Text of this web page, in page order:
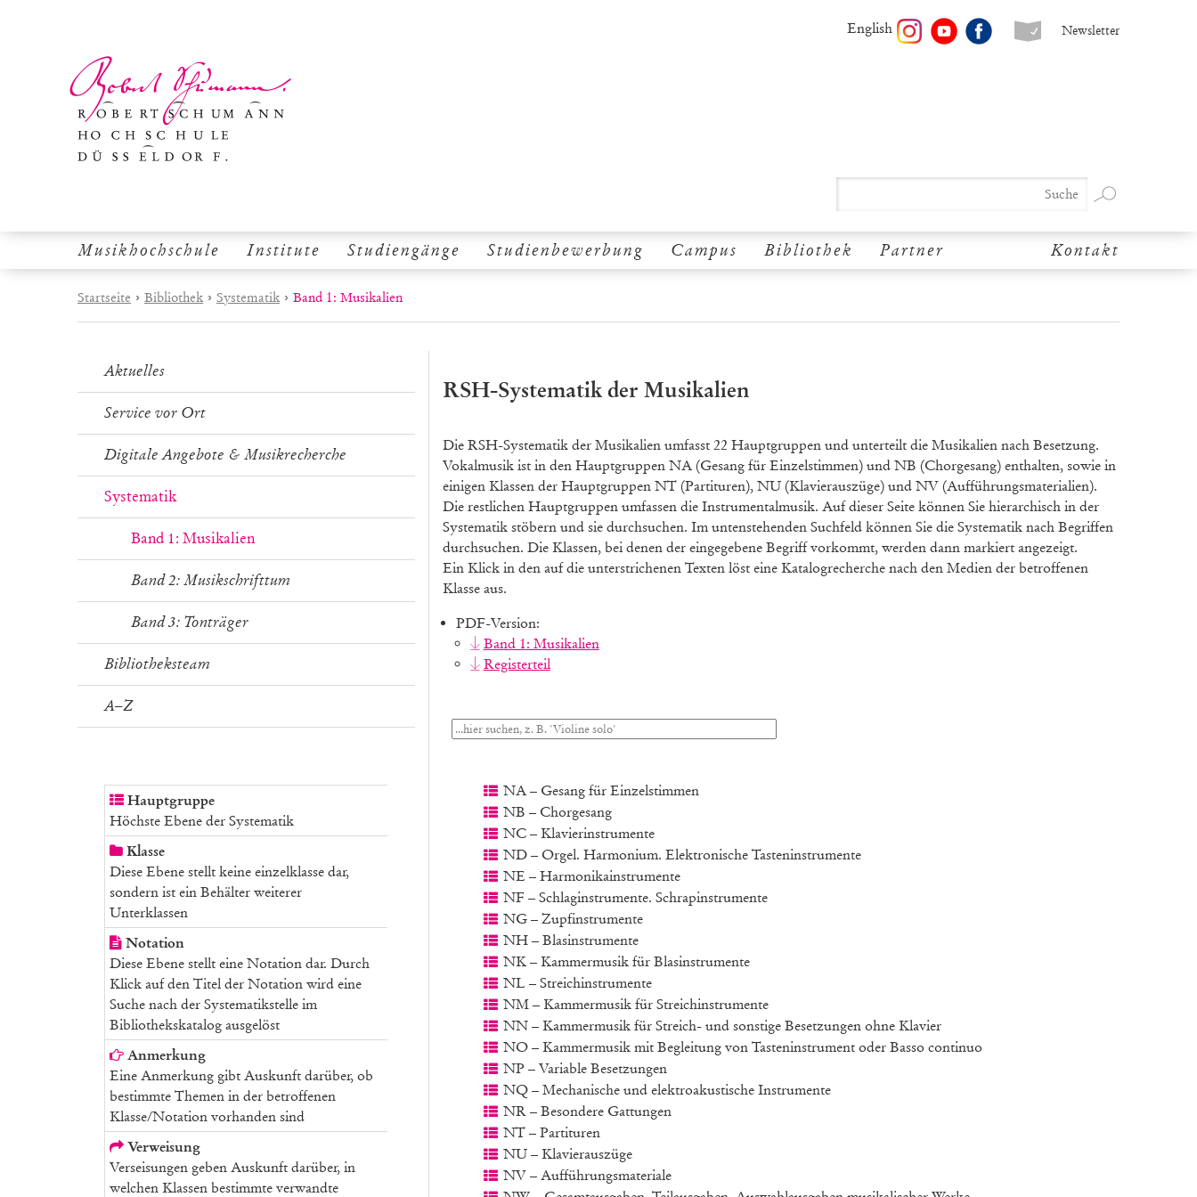
Newsletter
English
Musikhochschule Institute Studiengänge Studienbewerbung Campus Bibliothek Partner Kontakt
Startseite › Bibliothek › Systematik › Band 1: Musikalien
Aktuelles
Service vor Ort
Digitale Angebote & Musikrecherche
Systematik
Band 1: Musikalien
Band 2: Musikschrifttum
Band 3: Tonträger
Bibliotheksteam
A–Z
Hauptgruppe
Höchste Ebene der Systematik
Klasse
Diese Ebene stellt keine einzelklasse dar,
sondern ist ein Behälter weiterer
Unterklassen
Notation
Diese Ebene stellt eine Notation dar. Durch
Klick auf den Titel der Notation wird eine
Suche nach der Systematikstelle im
Bibliothekskatalog ausgelöst
Anmerkung
Eine Anmerkung gibt Auskunft darüber, ob
bestimmte Themen in der betroffenen
Klasse/Notation vorhanden sind
Verweisung
Verseisungen geben Auskunft darüber, in
welchen Klassen bestimmte verwandte
RSH-Systematik der Musikalien
Die RSH-Systematik der Musikalien umfasst 22 Hauptgruppen und unterteilt die Musikalien nach Besetzung.
Vokalmusik ist in den Hauptgruppen NA (Gesang für Einzelstimmen) und NB (Chorgesang) enthalten, sowie in
einigen Klassen der Hauptgruppen NT (Partituren), NU (Klavierauszüge) und NV (Aufführungsmaterialien).
Die restlichen Hauptgruppen umfassen die Instrumentalmusik. Auf dieser Seite können Sie hierarchisch in der
Systematik stöbern und sie durchsuchen. Im untenstehenden Suchfeld können Sie die Systematik nach Begriffen
durchsuchen. Die Klassen, bei denen der eingegebene Begriff vorkommt, werden dann markiert angezeigt.
Ein Klick in den auf die unterstrichenen Texten löst eine Katalogrecherche nach den Medien der betroffenen
Klasse aus.
PDF-Version:
Band 1: Musikalien
Registerteil
NA – Gesang für Einzelstimmen
NB – Chorgesang
NC – Klavierinstrumente
ND – Orgel. Harmonium. Elektronische Tasteninstrumente
NE – Harmonikainstrumente
NF – Schlaginstrumente. Schrapinstrumente
NG – Zupfinstrumente
NH – Blasinstrumente
NK – Kammermusik für Blasinstrumente
NL – Streichinstrumente
NM – Kammermusik für Streichinstrumente
NN – Kammermusik für Streich- und sonstige Besetzungen ohne Klavier
NO – Kammermusik mit Begleitung von Tasteninstrument oder Basso continuo
NP – Variable Besetzungen
NQ – Mechanische und elektroakustische Instrumente
NR – Besondere Gattungen
NT – Partituren
NU – Klavierauszüge
NV – Aufführungsmateriale